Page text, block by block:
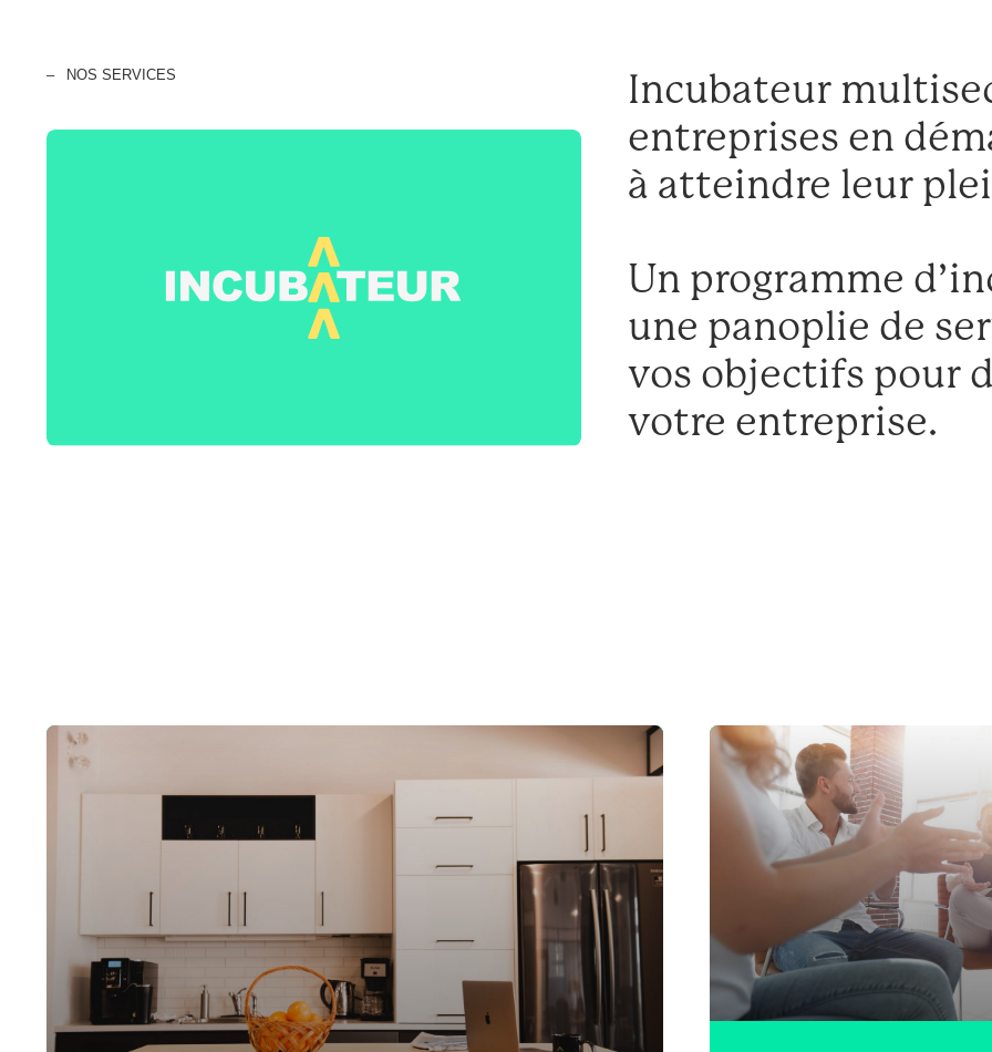
NOS SERVICES
Incubateur
entreprises en
à atteindre leur
Un programme
une panoplie de
vos objectifs pour
votre entreprise.